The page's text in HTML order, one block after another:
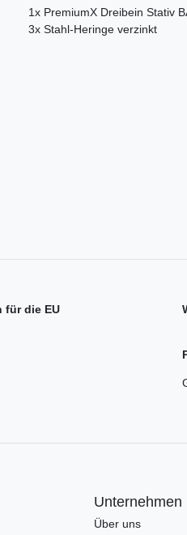
1x PremiumX Dreibein Stativ
3x Stahl-Heringe verzinkt
für die EU
Unternehmen
Über uns